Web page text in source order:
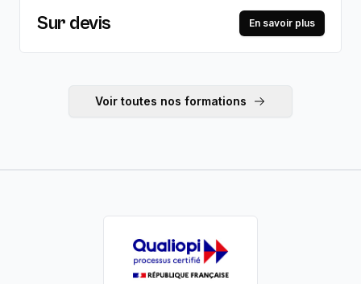
entreprise. Débouchés : enseignant de la
conduite, coordinateur d'enseignants, formateur
spécialisé. Éligible CPF — tarif sur devis.
Sur devis En savoir plus
Voir toutes nos formations